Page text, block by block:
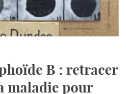
B : retracer
maladie pour